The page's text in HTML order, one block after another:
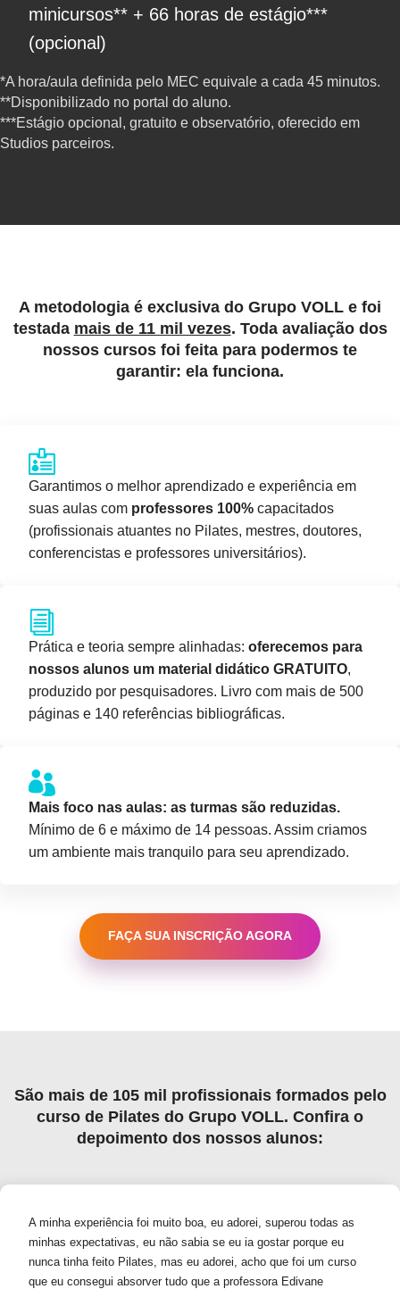
minicursos** + 66 horas de estágio***
(opcional)
*A hora/aula definida pelo MEC equivale a cada 45 minutos.
**Disponibilizado no portal do aluno.
***Estágio opcional, gratuito e observatório, oferecido em
Studios parceiros.
A metodologia é exclusiva do Grupo VOLL e foi
testada mais de 11 mil vezes. Toda avaliação dos
nossos cursos foi feita para podermos te
garantir: ela funciona.
Garantimos o melhor aprendizado e experiência em
suas aulas com professores 100% capacitados
(profissionais atuantes no Pilates, mestres, doutores,
conferencistas e professores universitários).
Prática e teoria sempre alinhadas: oferecemos para
nossos alunos um material didático GRATUITO,
produzido por pesquisadores. Livro com mais de 500
páginas e 140 referências bibliográficas.
Mais foco nas aulas: as turmas são reduzidas.
Mínimo de 6 e máximo de 14 pessoas. Assim criamos
um ambiente mais tranquilo para seu aprendizado.
FAÇA SUA INSCRIÇÃO AGORA
São mais de 105 mil profissionais formadospelo
curso de Pilates do Grupo VOLL. Confira o
depoimento dos nossos alunos:
A minha experiência foi muito boa, eu adorei, superou todas as
minhas expectativas, eu não sabia se eu ia gostar porque eu
nunca tinha feito Pilates, mas eu adorei, acho que foi um curso
que eu consegui absorver tudo que a professora Edivane